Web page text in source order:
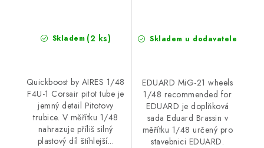
Skladem (2 ks)
Quickboost by AIRES 1/48
F4U-1 Corsair pitot tube je
jemný detail Pitotovy
trubice. V měřítku 1/48
nahrazuje příliš silný
plastový díl štíhlejší...
Skladem u dodavatele
EDUARD MiG-21 wheels
1/48 recommended for
EDUARD je doplňková
sada Eduard Brassin v
měřítku 1/48 určený pro
stavebnici EDUARD.